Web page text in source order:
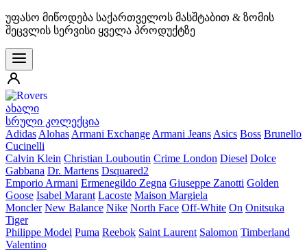
უფასო მიწოდება საქართველოს მასშტაბით & ზომის
შეცვლის სერვისი ყველა პროდუქტზე
ახალი
სრული კოლექცია
Adidas Alohas Armani Exchange Armani Jeans Asics Boss Brunello
Cucinelli
Calvin Klein Christian Louboutin Crime London Diesel Dolce
Gabbana Dr. Martens Dsquared2
Emporio Armani Ermenegildo Zegna Giuseppe Zanotti Golden
Goose Isabel Marant Lacoste Maison Margiela
Moncler New Balance Nike North Face Off-White On Onitsuka
Tiger
Philippe Model Puma Reebok Saint Laurent Salomon Timberland
Valentino